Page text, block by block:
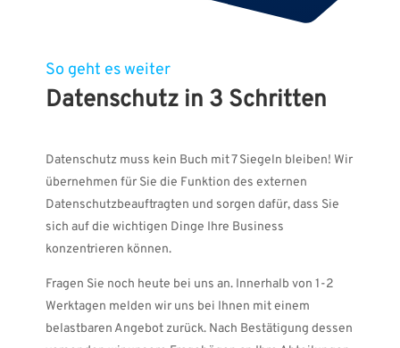
So geht es weiter
Datenschutz in 3 Schritten
Datenschutz muss kein Buch mit 7 Siegeln bleiben! Wir
übernehmen für Sie die Funktion des externen
Datenschutzbeauftragten und sorgen dafür, dass Sie
sich auf die wichtigen Dinge Ihre Business
konzentrieren können.
Fragen Sie noch heute bei uns an. Innerhalb von 1-2
Werktagen melden wir uns bei Ihnen mit einem
belastbaren Angebot zurück. Nach Bestätigung dessen